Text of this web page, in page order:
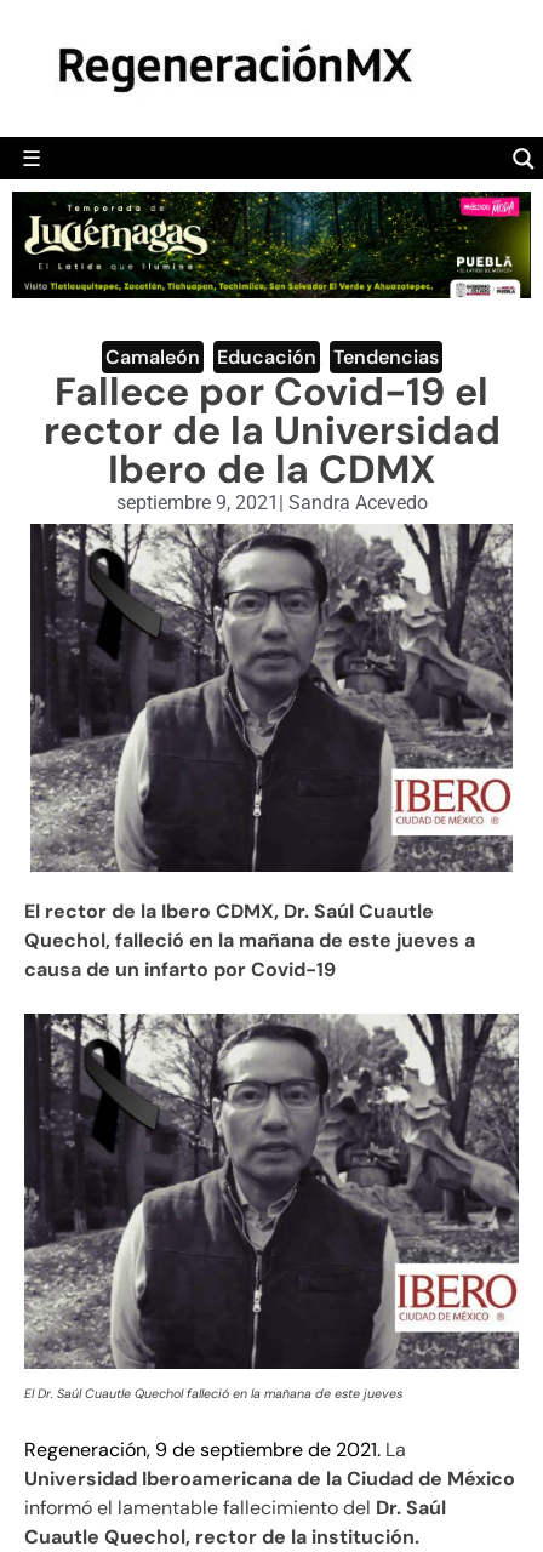
☰
POLÍTICA
CAMALEÓN
OPINIÓN
DEPORTES
ENGLISH SECTION
VIDEOS
Camaleón Educación Tendencias
Fallece por Covid-19 el
rector de la Universidad
Ibero de la CDMX
septiembre 9, 2021 | Sandra Acevedo
El rector de la Ibero CDMX, Dr. Saúl Cuautle
Quechol, falleció en la mañana de este jueves a
causa de un infarto por Covid-19
El Dr. Saúl Cuautle Quechol falleció en la mañana de este jueves
Regeneración, 9 de septiembre de 2021. La
Universidad Iberoamericana de la Ciudad de México
informó el lamentable fallecimiento del Dr. Saúl
Cuautle Quechol, rector de la institución.